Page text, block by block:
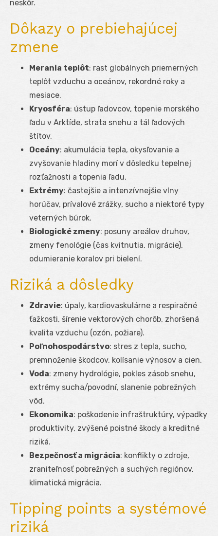
neskôr.
Dôkazy o prebiehajúcej
zmene
Merania teplôt: rast globálnych priemerných
teplôt vzduchu a oceánov, rekordné roky a
mesiace.
Kryosféra: ústup ľadovcov, topenie morského
ľadu v Arktíde, strata snehu a tál ľadových
štítov.
Oceány: akumulácia tepla, okysľovanie a
zvyšovanie hladiny morí v dôsledku tepelnej
rozťažnosti a topenia ľadu.
Extrémy: častejšie a intenzívnejšie vlny
horúčav, prívalové zrážky, sucho a niektoré typy
veterných búrok.
Biologické zmeny: posuny areálov druhov,
zmeny fenológie (čas kvitnutia, migrácie),
odumieranie koralov pri bielení.
Riziká a dôsledky
Zdravie: úpaly, kardiovaskulárne a respiračné
ťažkosti, šírenie vektorových chorôb, zhoršená
kvalita vzduchu (ozón, požiare).
Poľnohospodárstvo: stres z tepla, sucho,
premnoženie škodcov, kolísanie výnosov a cien.
Voda: zmeny hydrológie, pokles zásob snehu,
extrémy sucha/povodní, slanenie pobrežných
vôd.
Ekonomika: poškodenie infraštruktúry, výpadky
produktivity, zvýšené poistné škody a kreditné
riziká.
Bezpečnosť a migrácia: konflikty o zdroje,
zraniteľnosť pobrežných a suchých regiónov,
klimatická migrácia.
Tipping points a systémové
riziká